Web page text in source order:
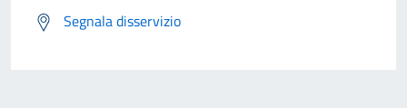
Segnala disservizio